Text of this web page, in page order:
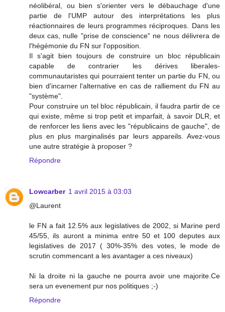
néolibéral, ou bien s'orienter vers le débauchage d'une
partie de l'UMP autour des interprétations les plus
réactionnaires de leurs programmes réciproques. Dans les
deux cas, nulle "prise de conscience" ne nous délivrera de
l'hégémonie du FN sur l'opposition.
Il s'agit bien toujours de construire un bloc républicain
capable de contrarier les dérives liberales-
communautaristes qui pourraient tenter un partie du FN, ou
bien d'incarner l'alternative en cas de ralliement du FN au
"système".
Pour construire un tel bloc républicain, il faudra partir de ce
qui existe, même si trop petit et imparfait, à savoir DLR, et
de renforcer les liens avec les "républicains de gauche", de
plus en plus marginalisés par leurs appareils. Avez-vous
une autre stratégie à proposer ?
Répondre
Lowcarber 1 avril 2015 à 03:03
@Laurent
le FN a fait 12.5% aux legislatives de 2002, si Marine perd
45/55, ils auront a minima entre 50 et 100 deputes aux
legislatives de 2017 ( 30%-35% des votes, le mode de
scrutin commencant a les avantager a ces niveaux)
Ni la droite ni la gauche ne pourra avoir une majorite.Ce
sera un evenement pur nos politiques ;-)
Répondre